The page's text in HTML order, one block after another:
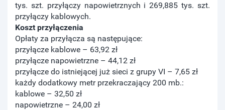
tys. szt. przyłączy napowietrznych i 269,885 tys. szt.
przyłączy kablowych.
Koszt przyłączenia
Opłaty za przyłącza są następujące:
przyłącze kablowe – 63,92 zł
przyłącze napowietrzne – 44,12 zł
przyłącze do istniejącej już sieci z grupy VI – 7,65 zł
każdy dodatkowy metr przekraczający 200 mb.:
kablowe – 32,50 zł
napowietrzne – 24,00 zł